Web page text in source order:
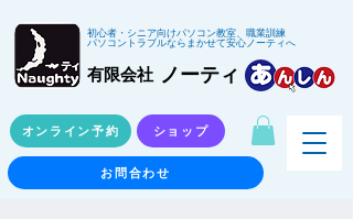
初心者・シニア向けパソコン教室、職業訓練
パソコントラブルならまかせて安心ノーティへ
有限会社 ノーティ
オンライン予約 ショップ
お問合わせ